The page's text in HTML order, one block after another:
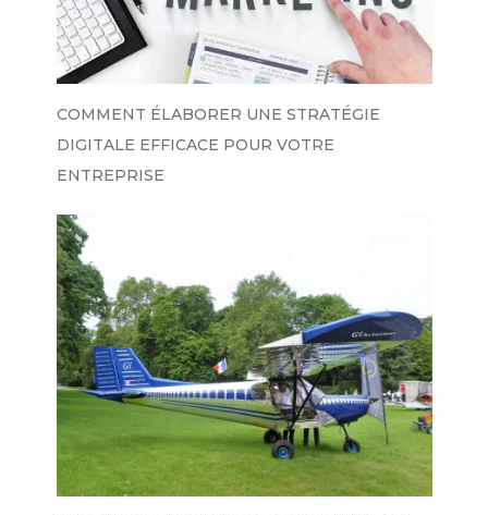
COMMENT ÉLABORER UNE STRATÉGIE
DIGITALE EFFICACE POUR VOTRE
ENTREPRISE